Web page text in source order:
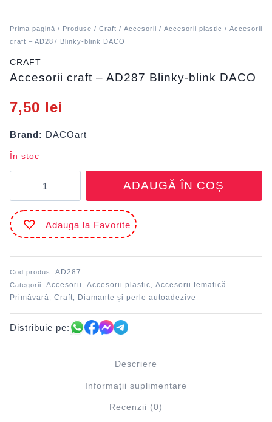
Prima pagină / Produse / Craft / Accesorii / Accesorii plastic / Accesorii
craft – AD287 Blinky-blink DACO
CRAFT
Accesorii craft – AD287 Blinky-blink DACO
7,50 lei
Brand: DACOart
În stoc
Accesorii
craft
-
AD287
Blinky-
ADAUGĂ ÎN COȘ
Adauga la Favorite
Cod produs: AD287
Categorii: Accesorii , Accesorii plastic, Accesorii tematică
Primăvară, Craft, Diamante și perle autoadezive
Distribuie pe:
Descriere
Informații suplimentare
Recenzii (0)